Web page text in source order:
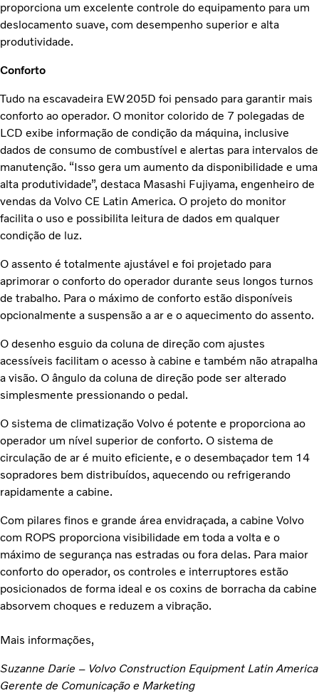
proporciona um excelente controle do equipamento para um
deslocamento suave, com desempenho superior e alta
produtividade.
Conforto
Tudo na escavadeira EW205D foi pensado para garantir mais
conforto ao operador. O monitor colorido de 7 polegadas de
LCD exibe informação de condição da máquina, inclusive
dados de consumo de combustível e alertas para intervalos de
manutenção. “Isso gera um aumento da disponibilidade e uma
alta produtividade”, destaca Masashi Fujiyama, engenheiro de
vendas da Volvo CE Latin America. O projeto do monitor
facilita o uso e possibilita leitura de dados em qualquer
condição de luz.
O assento é totalmente ajustável e foi projetado para
aprimorar o conforto do operador durante seus longos turnos
de trabalho. Para o máximo de conforto estão disponíveis
opcionalmente a suspensão a ar e o aquecimento do assento.
O desenho esguio da coluna de direção com ajustes
acessíveis facilitam o acesso à cabine e também não atrapalha
a visão. O ângulo da coluna de direção pode ser alterado
simplesmente pressionando o pedal.
O sistema de climatização Volvo é potente e proporciona ao
operador um nível superior de conforto. O sistema de
circulação de ar é muito eficiente, e o desembaçador tem 14
sopradores bem distribuídos, aquecendo ou refrigerando
rapidamente a cabine.
Com pilares finos e grande área envidraçada, a cabine Volvo
com ROPS proporciona visibilidade em toda a volta e o
máximo de segurança nas estradas ou fora delas. Para maior
conforto do operador, os controles e interruptores estão
posicionados de forma ideal e os coxins de borracha da cabine
absorvem choques e reduzem a vibração.
Mais informações,
Suzanne Darie – Volvo Construction Equipment Latin America
Gerente de Comunicação e Marketing